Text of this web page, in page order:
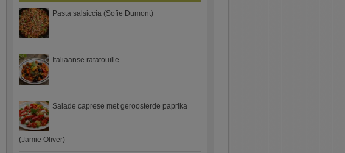
Pasta salsiccia (Sofie Dumont)
Italiaanse ratatouille
Salade caprese met geroosterde paprika
(Jamie Oliver)